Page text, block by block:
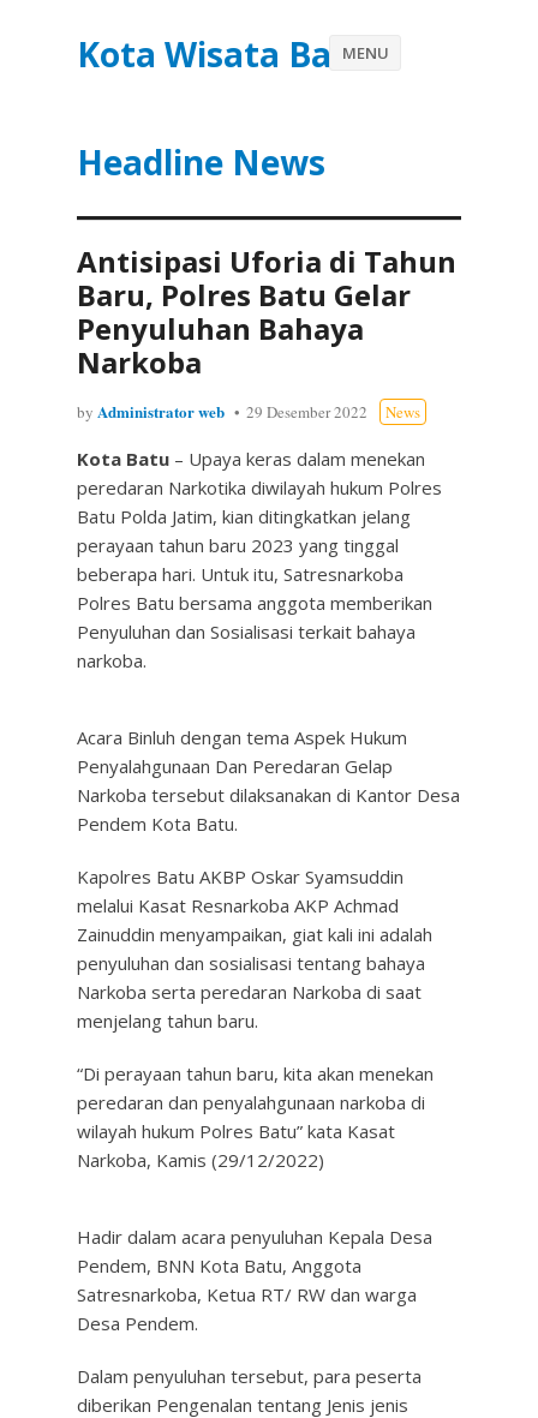
Kota Wisata Batu
Headline News
MENU
Antisipasi Uforia di Tahun
Baru, Polres Batu Gelar
Penyuluhan Bahaya
Narkoba
by Administrator web 29 Desember 2022 News
Kota Batu – Upaya keras dalam menekan
peredaran Narkotika diwilayah hukum Polres
Batu Polda Jatim, kian ditingkatkan jelang
perayaan tahun baru 2023 yang tinggal
beberapa hari. Untuk itu, Satresnarkoba
Polres Batu bersama anggota memberikan
Penyuluhan dan Sosialisasi terkait bahaya
narkoba.
Acara Binluh dengan tema Aspek Hukum
Penyalahgunaan Dan Peredaran Gelap
Narkoba tersebut dilaksanakan di Kantor Desa
Pendem Kota Batu.
Kapolres Batu AKBP Oskar Syamsuddin
melalui Kasat Resnarkoba AKP Achmad
Zainuddin menyampaikan, giat kali ini adalah
penyuluhan dan sosialisasi tentang bahaya
Narkoba serta peredaran Narkoba di saat
menjelang tahun baru.
“Di perayaan tahun baru, kita akan menekan
peredaran dan penyalahgunaan narkoba di
wilayah hukum Polres Batu” kata Kasat
Narkoba, Kamis (29/12/2022)
Hadir dalam acara penyuluhan Kepala Desa
Pendem, BNN Kota Batu, Anggota
Satresnarkoba, Ketua RT/ RW dan warga
Desa Pendem.
Dalam penyuluhan tersebut, para peserta
diberikan Pengenalan tentang Jenis jenis